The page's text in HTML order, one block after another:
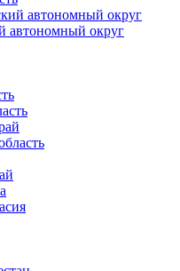
автономный округ
автономный округ